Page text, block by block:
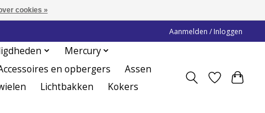
Aanmelden / Inloggen
Mercury
en opbergers
Assen
Lichtbakken
Kokers
cookies »